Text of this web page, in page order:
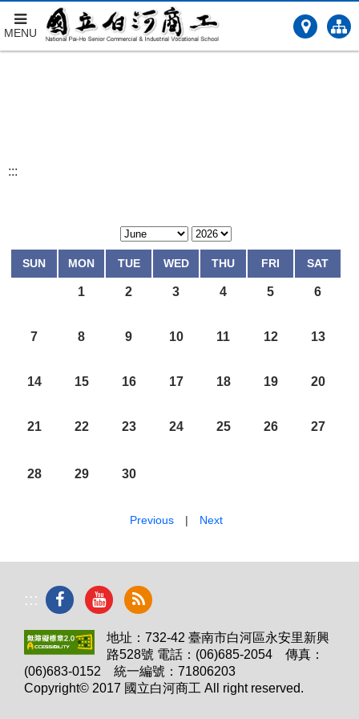
跳
MENU
:::
SUN MON TUE WED THU FRI SAT
1 2 3 4 5 6
7 8 9 10 11 12 13
14 15 16 17 18 19 20
21 22 23 24 25 26 27
28 29 30
Previous| Next
:::
地址：732-42 臺南市白河區永安里新興
路528號 電話：(06)685-2054 傳真：
(06)683-0152 統一編號：71806203
Copyright© 2017 國立白河商工 All right reserved.